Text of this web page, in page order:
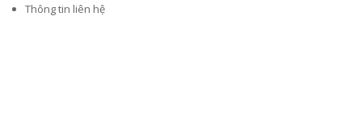
Thông tin liên hệ